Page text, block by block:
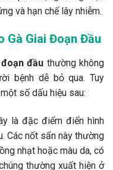
và hạn chế lây nhiễm.
Gà Giai Đoạn Đầu
đầu thường không
bệnh dễ bỏ qua. Tuy
số dấu hiệu sau:
là đặc điểm điển hình
Các nốt sẩn này thường
nhạt hoặc màu da, có
thường xuất hiện ở